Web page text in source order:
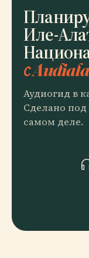
Иле-
с
Аудиогид в
Сделано под
самом деле.